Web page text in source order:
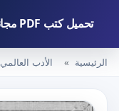
تحميل كتب PDF مجانا – كتب كو
الرئيسية الأدب العالمي